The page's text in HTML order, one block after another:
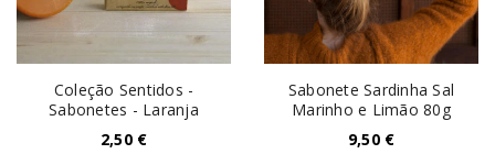
Coleção Sentidos -
Sabonetes - Laranja
2,50 €
Sabonete Sardinha Sal
Marinho e Limão 80g
9,50 €